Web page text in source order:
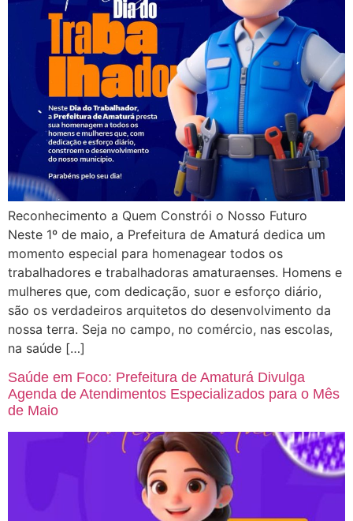
Reconhecimento a Quem Constrói o Nosso Futuro
Neste 1º de maio, a Prefeitura de Amaturá dedica um
momento especial para homenagear todos os
trabalhadores e trabalhadoras amaturaenses. Homens e
mulheres que, com dedicação, suor e esforço diário,
são os verdadeiros arquitetos do desenvolvimento da
nossa terra. Seja no campo, no comércio, nas escolas,
na saúde […]
Saúde em Foco: Prefeitura de Amaturá Divulga
Agenda de Atendimentos Especializados para o Mês
de Maio